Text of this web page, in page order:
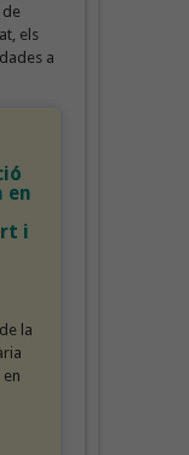
de
els
a
en
i
la